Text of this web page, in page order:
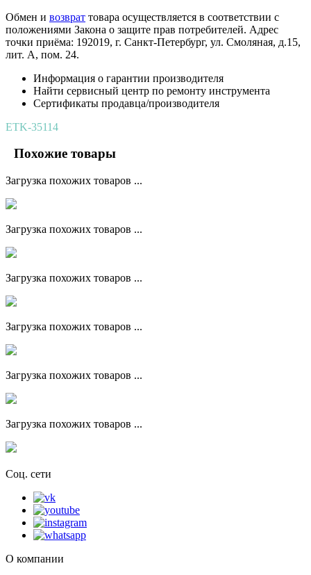
Обмен и возврат товара осуществляется в соответствии с
положениями Закона о защите прав потребителей. Адрес
точки приёма: 192019, г. Санкт-Петербург, ул. Смоляная, д.15,
лит. А, пом. 24.
Информация о гарантии производителя
Найти сервисный центр по ремонту инструмента
Сертификаты продавца/производителя
ETK-35114
Похожие товары
Загрузка похожих товаров ...
Загрузка похожих товаров ...
Загрузка похожих товаров ...
Загрузка похожих товаров ...
Загрузка похожих товаров ...
Загрузка похожих товаров ...
Соц. сети
О компании